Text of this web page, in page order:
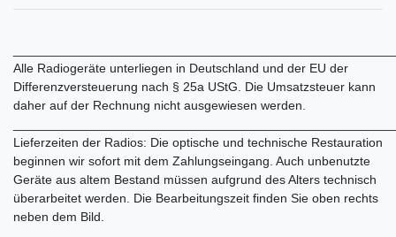
Alle Radiogeräte unterliegen in Deutschland und der EU der
Differenzversteuerung nach § 25a UStG. Die Umsatzsteuer kann
daher auf der Rechnung nicht ausgewiesen werden.
Lieferzeiten der Radios: Die optische und technische Restauration
beginnen wir sofort mit dem Zahlungseingang. Auch unbenutzte
Geräte aus altem Bestand müssen aufgrund des Alters technisch
überarbeitet werden. Die Bearbeitungszeit finden Sie oben rechts
neben dem Bild.